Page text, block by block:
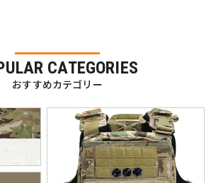
CATEGORIES
おすすめカテゴリー